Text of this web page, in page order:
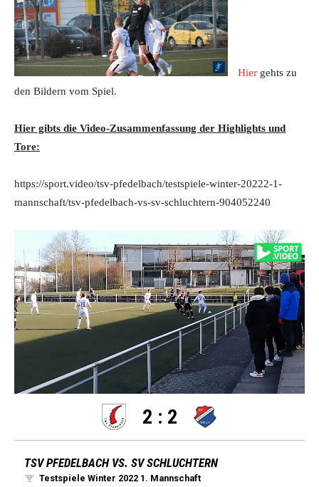
Hier gehts zu
den Bildern vom Spiel.
Hier gibts die Video-Zusammenfassung der Highlights und
Tore:
https://sport.video/tsv-pfedelbach/testspiele-winter-20222-1-
mannschaft/tsv-pfedelbach-vs-sv-schluchtern-904052240